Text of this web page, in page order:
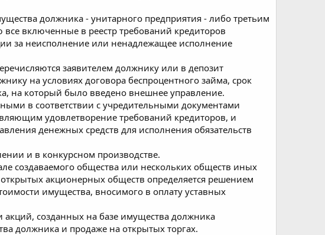
должника - унитарного предприятия - либо третьим
включенные в реестр требований кредиторов
за неисполнение или ненадлежащее исполнение
заявителем должнику или в депозит
на условиях договора беспроцентного займа, срок
на который было введено внешнее управление.
в соответствии с учредительными документами
удовлетворение требований кредиторов, и
денежных средств для исполнения обязательств
и в конкурсном производстве.
создаваемого общества или нескольких обществ иных
акционерных обществ определяется решением
имущества, вносимого в оплату уставных
акций, созданных на базе имущества должника
должника и продаже на открытых торгах.